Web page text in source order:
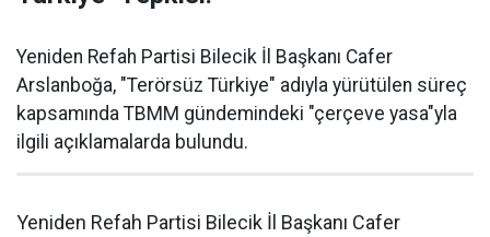
Yeniden Refah Partisi Bilecik İl Başkanı Cafer
Arslanboğa, "Terörsüz Türkiye" adıyla yürütülen süreç
kapsamında TBMM gündemindeki "çerçeve yasa"yla
ilgili açıklamalarda bulundu.
Yeniden Refah Partisi Bilecik İl Başkanı Cafer